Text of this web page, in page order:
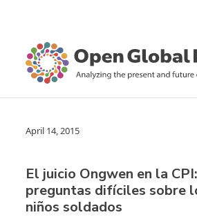
April 14, 2015
El juicio Ongwen en la CPI:
preguntas difíciles sobre
niños soldados